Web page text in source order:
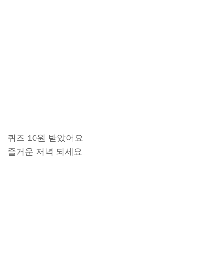
퀴즈 10원 받았어요
즐거운 저녁 되세요